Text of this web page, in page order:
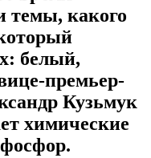
темы, какого
белый,
премьер-
Кузьмук
химические